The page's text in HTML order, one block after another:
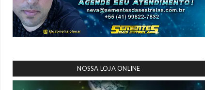
NOSSA LOJA ONLINE